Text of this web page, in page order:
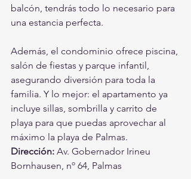
balcón, tendrás todo lo necesario para
una estancia perfecta.
Además, el condominio ofrece piscina,
salón de fiestas y parque infantil,
asegurando diversión para toda la
familia. Y lo mejor: el apartamento ya
incluye sillas, sombrilla y carrito de
playa para que puedas aprovechar al
máximo la playa de Palmas.
Dirección: Av. Gobernador Irineu
Bornhausen, nº 64, Palmas